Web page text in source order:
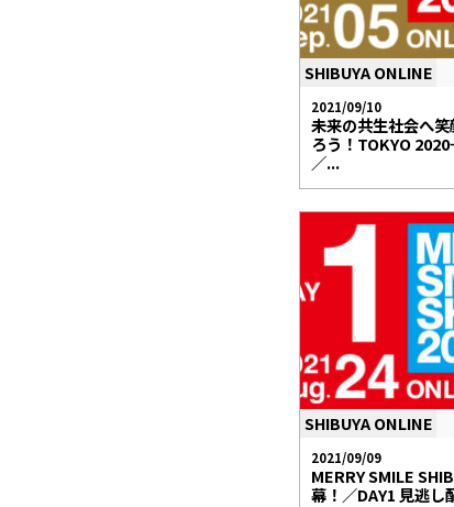
SHIBUYA ONLINE
2021/09/10
未来の共生社会へ
ろう！TOKYO
／...
SHIBUYA ONLINE
2021/09/09
MERRY SMILE
幕！／DAY1 見逃し